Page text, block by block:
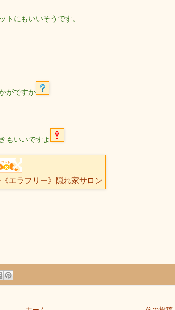
トにもいいそうです。
がですか
もいいですよ
エラフリー》隠れ家サロン